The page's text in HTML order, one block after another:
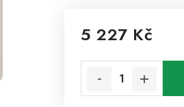
5 227 Kč